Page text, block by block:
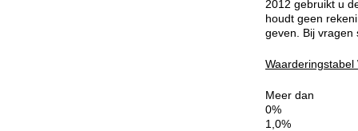
2012 gebruikt u
houdt geen
geven. Bij
Meer dan
0%
1,0%